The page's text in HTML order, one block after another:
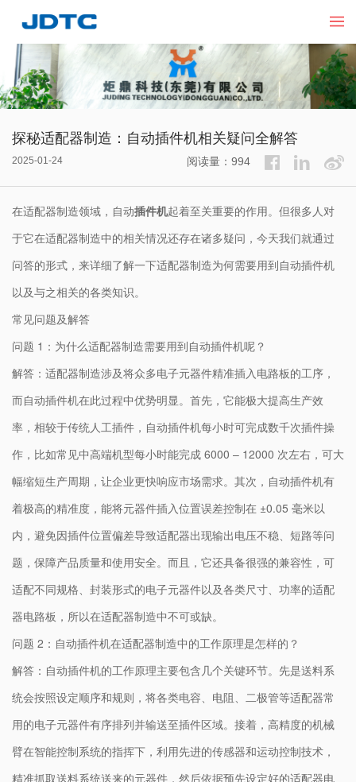
探秘适配器制造：自动插件机相关疑问全解答
2025-01-24 阅读量：994
在适配器制造领域，自动插件机起着至关重要的作用。但很多人对
于它在适配器制造中的相关情况还存在诸多疑问，今天我们就通过
问答的形式，来详细了解一下适配器制造为何需要用到自动插件机
以及与之相关的各类知识。
常见问题及解答
问题 1：为什么适配器制造需要用到自动插件机呢？
解答：适配器制造涉及将众多电子元器件精准插入电路板的工序，
而自动插件机在此过程中优势明显。首先，它能极大提高生产效
率，相较于传统人工插件，自动插件机每小时可完成数千次插件操
作，比如常见中高端机型每小时能完成 6000 – 12000 次左右，可大
幅缩短生产周期，让企业更快响应市场需求。其次，自动插件机有
着极高的精准度，能将元器件插入位置误差控制在 ±0.05 毫米以
内，避免因插件位置偏差导致适配器出现输出电压不稳、短路等问
题，保障产品质量和使用安全。而且，它还具备很强的兼容性，可
适配不同规格、封装形式的电子元器件以及各类尺寸、功率的适配
器电路板，所以在适配器制造中不可或缺。
问题 2：自动插件机在适配器制造中的工作原理是怎样的？
解答：自动插件机的工作原理主要包含几个关键环节。先是送料系
统会按照设定顺序和规则，将各类电容、电阻、二极管等适配器常
用的电子元器件有序排列并输送至插件区域。接着，高精度的机械
臂在智能控制系统的指挥下，利用先进的传感器和运动控制技术，
精准抓取送料系统送来的元器件，然后依据预先设定好的适配器电